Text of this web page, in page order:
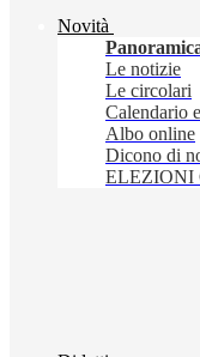
Novità
Le notizie
Le circolari
Calendario
Albo online
Dicono di
ELEZIONI